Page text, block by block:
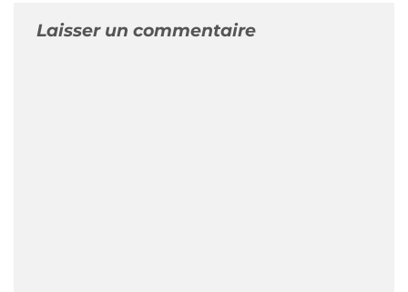
Laisser un commentaire